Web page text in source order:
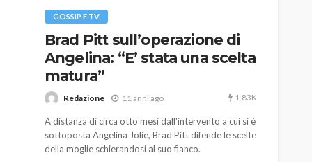
GOSSIP E TV
Brad Pitt sull’operazione di
Angelina: “E’ stata una scelta
matura”
Redazione 11 anni ago 1.83K
A distanza di circa otto mesi dall'intervento a cui si è
sottoposta Angelina Jolie, Brad Pitt difende le scelte
della moglie schierandosi al suo fianco.